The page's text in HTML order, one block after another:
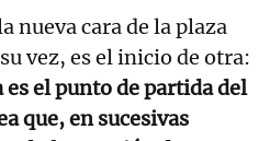
nueva cara de la plaza
vez, es el inicio de otra:
el punto de partida del
que, en sucesivas